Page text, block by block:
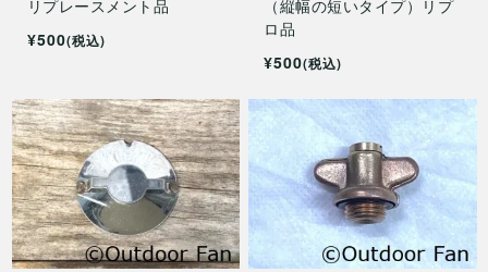
リプレースメント品
¥500(税込)
（縦幅の短いタイプ）リプ
ロ品
¥500(税込)